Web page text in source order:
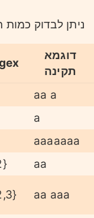
2.
3.
ניתן לבדוק כמות
דוגמא
תקינה
aa a
a
aaaaaaa
aa
aa aaa